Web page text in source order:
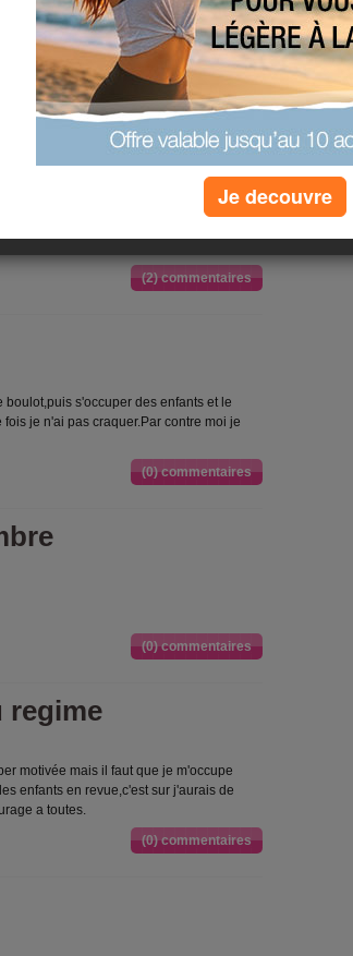
cher et tendre pour que l'on programme
j'ai du travail.
(5) commentaires
et par chez nous il y a pal mal de
je me suis sentie bien.En fait je fais du
motivée.Du coup j'ai la super forme
(2) commentaires
s'occuper des enfants et le
je n'ai pas craquer.Par contre moi je
(0) commentaires
(0) commentaires
regime
motivée mais il faut que je m'occupe
enfants en revue,c'est sur j'aurais de
a toutes.
(0) commentaires
Je decouvre